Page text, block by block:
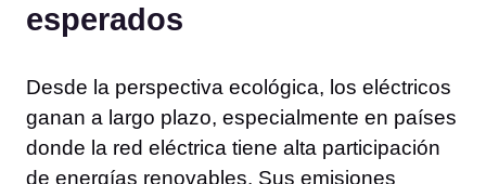
esperados
Desde la perspectiva ecológica, los eléctricos
ganan a largo plazo, especialmente en países
donde la red eléctrica tiene alta participación
de energías renovables. Sus emisiones